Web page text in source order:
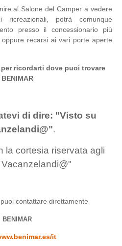
al Salone del Camper a vedere
ricreazionali, potrà comunque
presso il concessionario più
oppure recarsi ai vari porte aperte
ricordarti dove puoi trovare
BENIMAR
di dire: "Visto su
.
la cortesia riservata agli
contattare direttamente
BENIMAR
it